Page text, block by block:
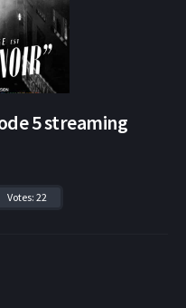
5 streaming
Votes: 22